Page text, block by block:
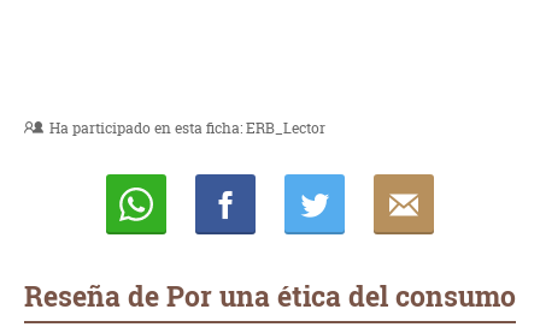
Ha participado en esta ficha:ERB_Lector
Reseña de Por una ética del consumo